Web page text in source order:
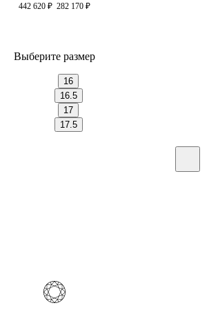
442 620 ₽ 282 170 ₽
Выберите размер
16
16.5
17
17.5